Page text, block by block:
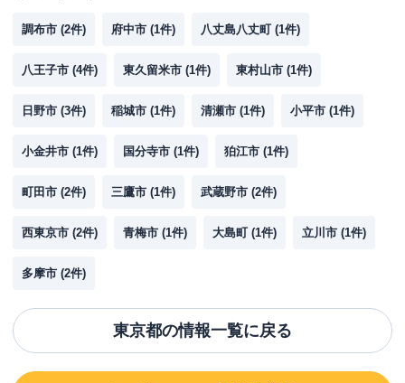
調布市 (2件) 府中市 (1件) 八丈島八丈町 (1件)
八王子市 (4件) 東久留米市 (1件) 東村山市 (1件)
日野市 (3件) 稲城市 (1件) 清瀬市 (1件) 小平市 (1件)
小金井市 (1件) 国分寺市 (1件) 狛江市 (1件)
町田市 (2件) 三鷹市 (1件) 武蔵野市 (2件)
西東京市 (2件) 青梅市 (1件) 大島町 (1件) 立川市 (1件)
多摩市 (2件)
東京都の情報一覧に戻る